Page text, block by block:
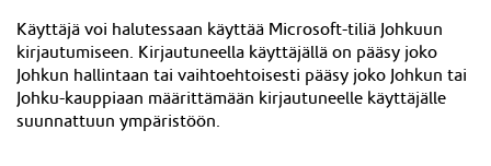
Käyttäjä voi halutessaan käyttää Microsoft-tiliä Johkuun
kirjautumiseen. Kirjautuneella käyttäjällä on pääsy joko
Johkun hallintaan tai vaihtoehtoisesti pääsy joko Johkun tai
Johku-kauppiaan määrittämään kirjautuneelle käyttäjälle
suunnattuun ympäristöön.